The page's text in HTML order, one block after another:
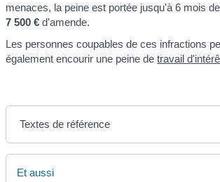
menaces, la peine est portée jusqu'à 6 mois
7 500 € d'amende.
Les personnes coupables de ces infractions
également encourir une peine detravail
Textes de référence
Et aussi